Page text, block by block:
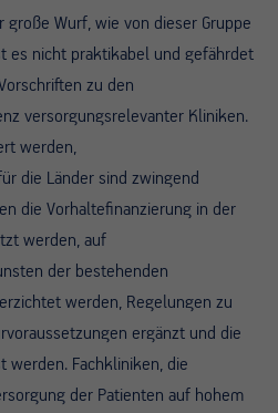
große Wurf, wie von dieser Gruppe
es nicht praktikabel und gefährdet
zu den
versorgungsrelevanter Kliniken.
werden,
die Länder sind zwingend
die Vorhaltefinanzierung in der
werden, auf
der bestehenden
werden, Regelungen zu
ergänzt und die
werden. Fachkliniken, die
der Patienten auf hohem